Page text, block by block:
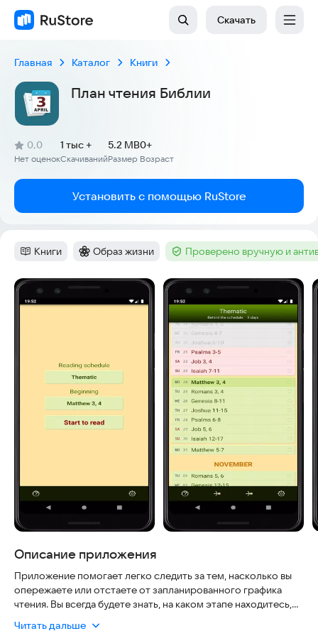
Скачать
Главная Каталог Книги
План чтения Библии
Рейтинг:
0,0
(
Нет оценок
)
Скачиваний
1 тыс +
Размер
5.2 MB
Возраст
0+
Установить с помощью RuStore
Категория
Книги Категория:
Образ жизни Тег :Проверено вручную и
Скриншоты
Описание приложения
Приложение помогает легко следить за тем, насколько вы
опережаете или отстаете от запланированного графика
чтения. Вы всегда будете знать, на каком этапе находитесь,
организованным.
Читать дальше